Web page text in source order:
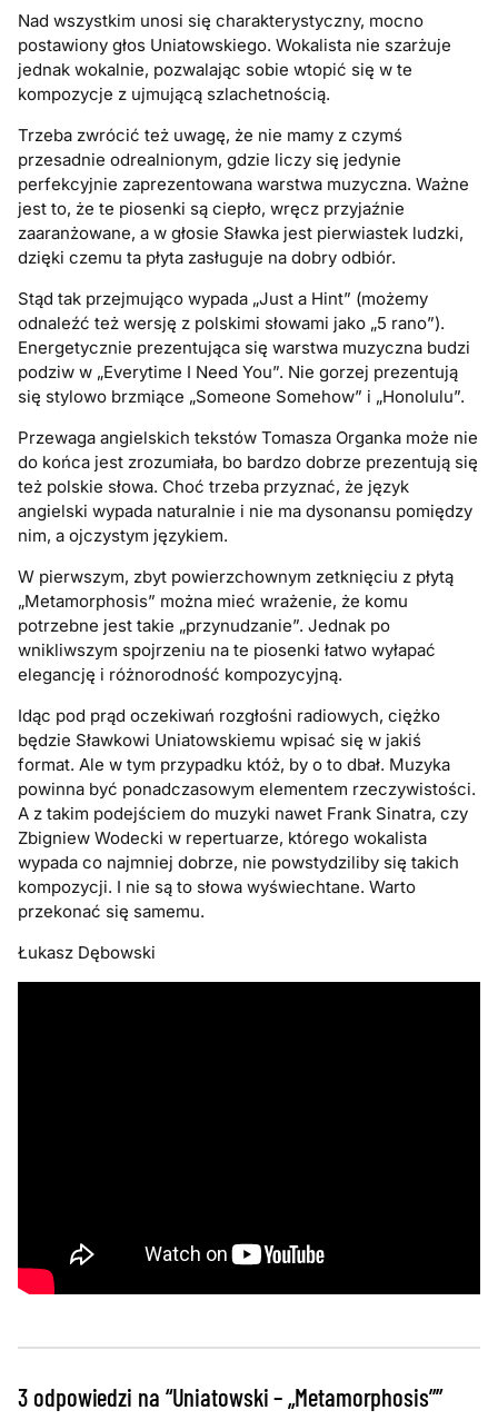
Nad wszystkim unosi się charakterystyczny, mocno
postawiony głos Uniatowskiego. Wokalista nie szarżuje
jednak wokalnie, pozwalając sobie wtopić się w te
kompozycje z ujmującą szlachetnością.
Trzeba zwrócić też uwagę, że nie mamy z czymś
przesadnie odrealnionym, gdzie liczy się jedynie
perfekcyjnie zaprezentowana warstwa muzyczna. Ważne
jest to, że te piosenki są ciepło, wręcz przyjaźnie
zaaranżowane, a w głosie Sławka jest pierwiastek ludzki,
dzięki czemu ta płyta zasługuje na dobry odbiór.
Stąd tak przejmująco wypada „Just a Hint” (możemy
odnaleźć też wersję z polskimi słowami jako „5 rano”).
Energetycznie prezentująca się warstwa muzyczna budzi
podziw w „Everytime I Need You”. Nie gorzej prezentują
się stylowo brzmiące „Someone Somehow” i „Honolulu”.
Przewaga angielskich tekstów Tomasza Organka może nie
do końca jest zrozumiała, bo bardzo dobrze prezentują się
też polskie słowa. Choć trzeba przyznać, że język
angielski wypada naturalnie i nie ma dysonansu pomiędzy
nim, a ojczystym językiem.
W pierwszym, zbyt powierzchownym zetknięciu z płytą
„Metamorphosis” można mieć wrażenie, że komu
potrzebne jest takie „przynudzanie”. Jednak po
wnikliwszym spojrzeniu na te piosenki łatwo wyłapać
elegancję i różnorodność kompozycyjną.
Idąc pod prąd oczekiwań rozgłośni radiowych, ciężko
będzie Sławkowi Uniatowskiemu wpisać się w jakiś
format. Ale w tym przypadku któż, by o to dbał. Muzyka
powinna być ponadczasowym elementem rzeczywistości.
A z takim podejściem do muzyki nawet Frank Sinatra, czy
Zbigniew Wodecki w repertuarze, którego wokalista
wypada co najmniej dobrze, nie powstydziliby się takich
kompozycji. I nie są to słowa wyświechtane. Warto
przekonać się samemu.
Łukasz Dębowski
3 odpowiedzi na “Uniatowski – „Metamorphosis””